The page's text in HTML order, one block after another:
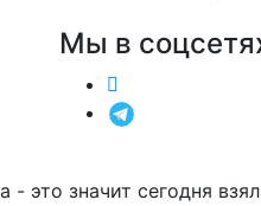
Мы в
- это значит сегодня